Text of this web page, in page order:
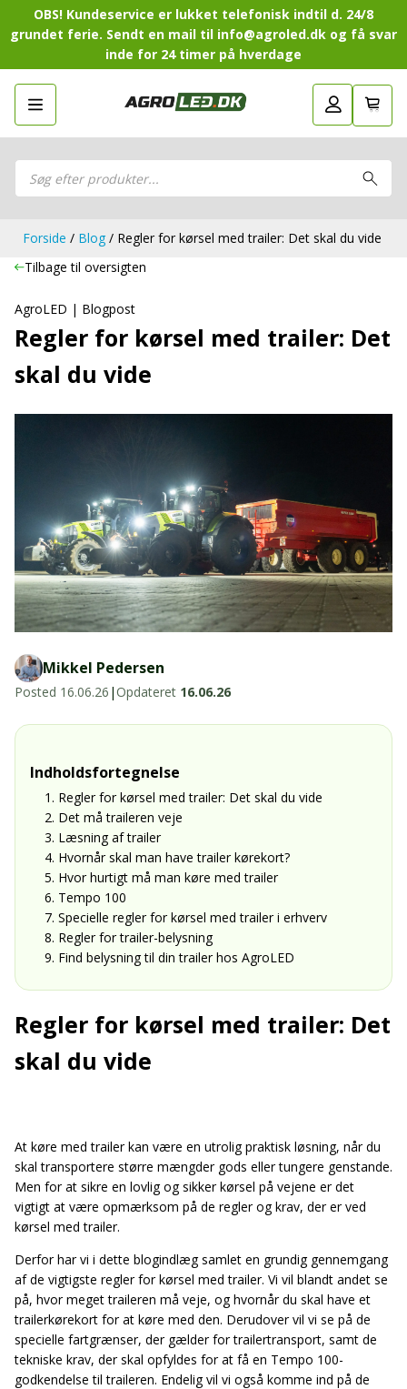
OBS! Kundeservice er lukket telefonisk indtil d. 24/8
grundet ferie. Sendt en mail til info@agroled.dk og få svar
inde for 24 timer på hverdage
Products
search
LED-Guide
Sammensæt din egen LED-pakke.
LED-arbejdslamper
LED-barer og fjernlys
LED-baglygter
LED-Positionslys og markeringslys
LED-slingrelygter
LED-Belysningssæt
LED-sprøjtebelysning
LED-fordelspakker til traktorer
Agroled Blog
FAQs – Ofte stillede spørgsmål
Om os
Kontakt-old
72177776
info@agroled.dk
Gå tilbage
LED-
Sammensæt din egen LED-
LED-arbejdslamper
LED-barer og fjernlys
LED-baglygter
LED-rotorblink og blitzblink
LED-slingrelygter
LED-Belysningssæt
LED-sprøjtebelysning
LED-armaturer og LED-værkstedslys
Se alt
Forside / Blog / Regler for kørsel med trailer: Det skal du vide
Tilbage til oversigten
AgroLED | Blogpost
Regler for kørsel med trailer: Det
skal du vide
Mikkel Pedersen
Posted 16.06.26 |Opdateret 16.06.26
Indholdsfortegnelse
1. Regler for kørsel med trailer: Det skal du vide
2. Det må traileren veje
3. Læsning af trailer
4. Hvornår skal man have trailer kørekort?
5. Hvor hurtigt må man køre med trailer
6. Tempo 100
7. Specielle regler for kørsel med trailer i erhverv
8. Regler for trailer-belysning
9. Find belysning til din trailer hos AgroLED
Regler for kørsel med trailer: Det
skal du vide
At køre med trailer kan være en utrolig praktisk løsning, når du
skal transportere større mængder gods eller tungere genstande.
Men for at sikre en lovlig og sikker kørsel på vejene er det
vigtigt at være opmærksom på de regler og krav, der er ved
kørsel med trailer.
Derfor har vi i dette blogindlæg samlet en grundig gennemgang
af de vigtigste regler for kørsel med trailer. Vi vil blandt andet se
på, hvor meget traileren må veje, og hvornår du skal have et
trailerkørekort for at køre med den. Derudover vil vi se på de
specielle fartgrænser, der gælder for trailertransport, samt de
tekniske krav, der skal opfyldes for at få en Tempo 100-
godkendelse til traileren. Endelig vil vi også komme ind på de